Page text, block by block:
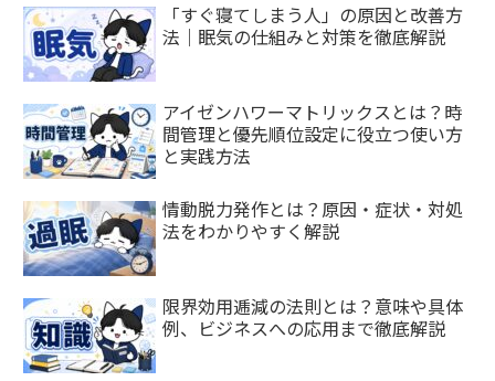
「すぐ寝てしまう人」の原因と改善方
法｜眠気の仕組みと対策を徹底解説
アイゼンハワーマトリックスとは？時
間管理と優先順位設定に役立つ使い方
と実践方法
情動脱力発作とは？原因・症状・対処
法をわかりやすく解説
限界効用逓減の法則とは？意味や具体
例、ビジネスへの応用まで徹底解説